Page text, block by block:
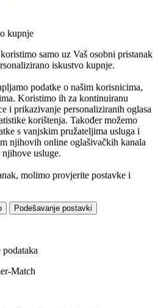
kupnje
samo uz Vaš osobni pristanak
iskustvo kupnje.
podatke o našim korisnicima,
Koristimo ih za kontinuiranu
i prikazivanje personaliziranih oglasa
korištenja. Također možemo
s vanjskim pružateljima usluga i
njihovih online oglašivačkih kanala
usluge.
molimo provjerite postavke i
Podešavanje postavki
Match